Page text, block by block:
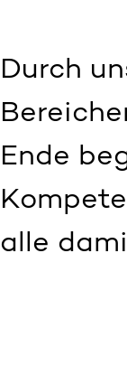
Durch
Ende
alle